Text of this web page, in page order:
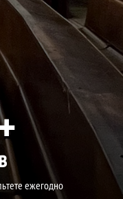
ежегодно